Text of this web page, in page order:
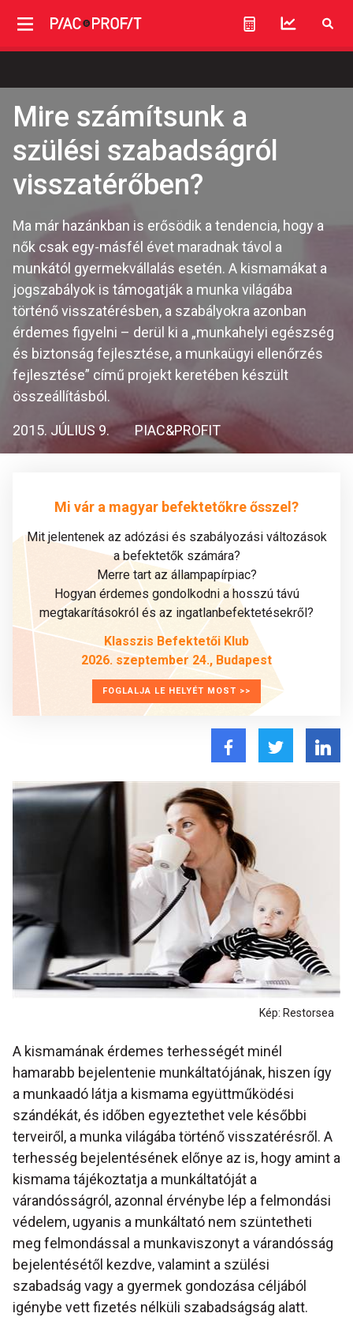
Mire számítsunk a
szülési szabadságról
visszatérőben?
Ma már hazánkban is erősödik a tendencia, hogy a
nők csak egy-másfél évet maradnak távol a
munkától gyermekvállalás esetén. A kismamákat a
jogszabályok is támogatják a munka világába
történő visszatérésben, a szabályokra azonban
érdemes figyelni – derül ki a „munkahelyi egészség
és biztonság fejlesztése, a munkaügyi ellenőrzés
fejlesztése” című projekt keretében készült
összeállításból.
2015. JÚLIUS 9. PIAC&PROFIT
Mi vár a magyar befektetőkre ősszel?
Mit jelentenek az adózási és szabályozási változások
a befektetők számára?
Merre tart az állampapírpiac?
Hogyan érdemes gondolkodni a hosszú távú
megtakarításokról és az ingatlanbefektetésekről?
Klasszis Befektetői Klub
2026. szeptember 24., Budapest
FOGLALJA LE HELYÉT MOST >>
Kép: Restorsea
A kismamának érdemes terhességét minél
hamarabb bejelentenie munkáltatójának, hiszen így
a munkaadó látja a kismama együttműködési
szándékát, és időben egyeztethet vele későbbi
terveiről, a munka világába történő visszatérésről. A
terhesség bejelentésének előnye az is, hogy amint a
kismama tájékoztatja a munkáltatóját a
várandósságról, azonnal érvénybe lép a felmondási
védelem, ugyanis a munkáltató nem szüntetheti
meg felmondással a munkaviszonyt a várandósság
bejelentésétől kezdve, valamint a szülési
szabadság vagy a gyermek gondozása céljából
igénybe vett fizetés nélküli szabadságság alatt.